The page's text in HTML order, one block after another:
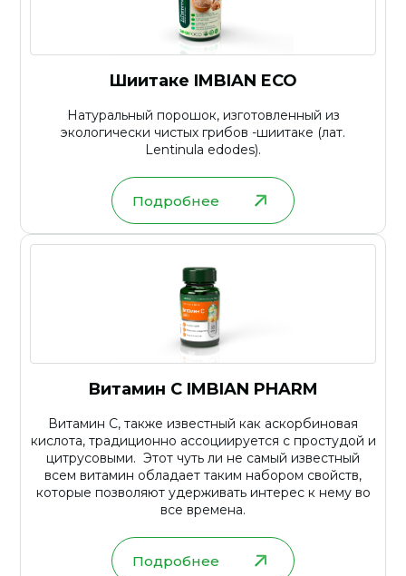
Шиитаке IMBIAN ECO
Натуральный порошок, изготовленный из
экологически чистых грибов -шиитаке (лат.
Lentinula edodes).
Подробнее
Витамин C IMBIAN PHARM
Витамин С, также известный как аскорбиновая
кислота, традиционно ассоциируется с простудой и
цитрусовыми. Этот чуть ли не самый известный
всем витамин обладает таким набором свойств,
которые позволяют удерживать интерес к нему во
все времена.
Подробнее